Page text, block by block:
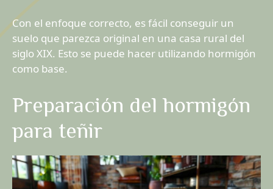
Con el enfoque correcto, es fácil conseguir un
suelo que parezca original en una casa rural del
siglo XIX. Esto se puede hacer utilizando hormigón
como base.
Preparación del hormigón
para teñir